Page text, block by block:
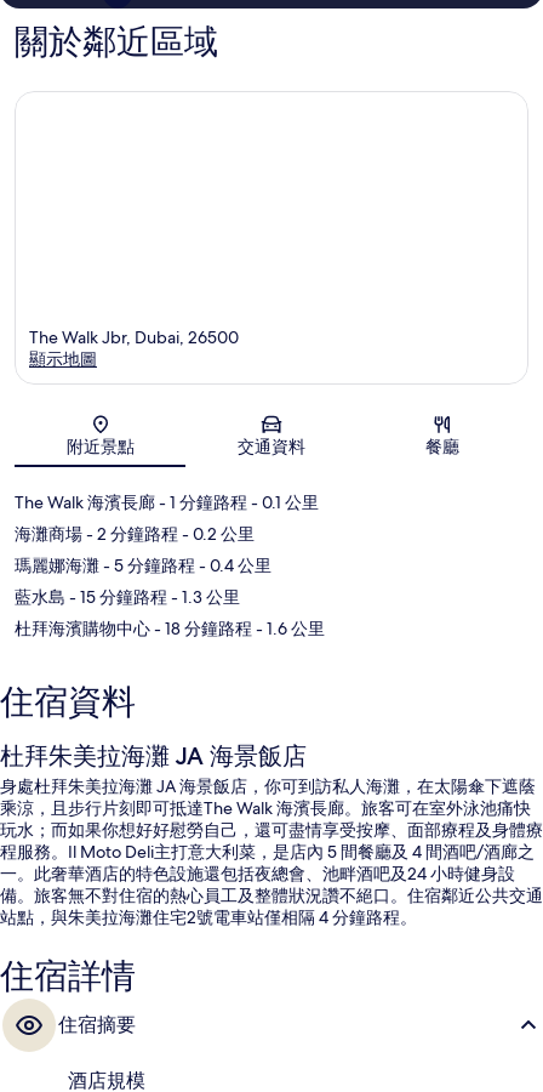
關於鄰近區域
地圖
The Walk Jbr, Dubai, 26500
顯示地圖
附近景點 交通資料 餐廳
The Walk 海濱長廊- 1 分鐘路程 - 0.1 公里
海灘商場- 2 分鐘路程 - 0.2 公里
瑪麗娜海灘- 5 分鐘路程 - 0.4 公里
藍水島 - 15 分鐘路程 - 1.3 公里
杜拜海濱購物中心- 18 分鐘路程 - 1.6 公里
住宿資料
杜拜朱美拉海灘 JA 海景飯店
身處杜拜朱美拉海灘 JA 海景飯店，你可到訪私人海灘，在太陽傘下遮蔭
乘涼，且步行片刻即可抵達The Walk 海濱長廊。旅客可在室外泳池痛快
玩水；而如果你想好好慰勞自己，還可盡情享受按摩、面部療程及身體療
程服務。Il Moto Deli主打意大利菜，是店內 5 間餐廳及 4 間酒吧/酒廊之
一。此奢華酒店的特色設施還包括夜總會、池畔酒吧及24 小時健身設
備。旅客無不對住宿的熱心員工及整體狀況讚不絕口。住宿鄰近公共交通
站點，與朱美拉海灘住宅2號電車站僅相隔 4 分鐘路程。
住宿詳情
住宿摘要
酒店規模